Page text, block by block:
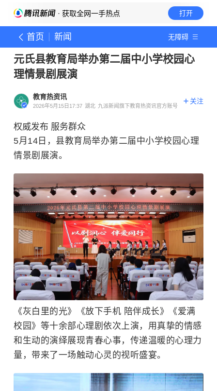
· 获取全网一手热点 打开
首页 新闻 无障碍
元氏县教育局举办第二届中小学校园心
理情景剧展演
教育热资讯
2026年5月15日17:37 湖北 九派新闻旗下教育热资讯官方账号
关注
权威发布 服务群众
5月14日，县教育局举办第二届中小学校园心理
情景剧展演。
《灰白里的光》《放下手机 陪伴成长》《爱满
校园》等十余部心理剧依次上演，用真挚的情感
和生动的演绎展现青春心事，传递温暖的心理力
量，带来了一场触动心灵的视听盛宴。